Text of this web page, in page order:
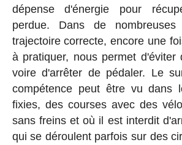
dépense d'énergie pour
perdue. Dans de nombreuses
trajectoire correcte, encore une
à pratiquer, nous permet d'éviter
voire d'arrêter de pédaler. Le
compétence peut être vu dans
fixies, des courses avec des
sans freins et où il est interdit
qui se déroulent parfois sur des